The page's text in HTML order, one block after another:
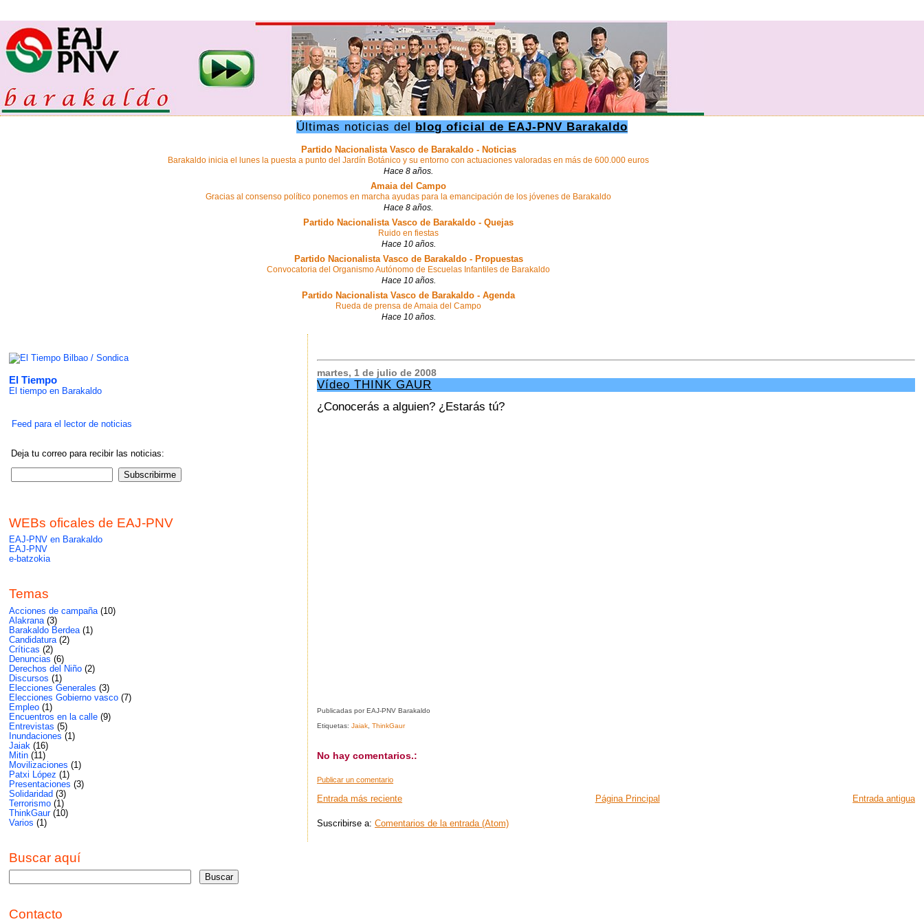
Últimas noticias del blog oficial de EAJ-PNV Barakaldo
Partido Nacionalista Vasco de Barakaldo - Noticias
Barakaldo inicia el lunes la puesta a punto del Jardín Botánico y su entorno con actuaciones valoradas en más de 600.000 euros
Hace 8 años.
Amaia del Campo
Gracias al consenso político ponemos en marcha ayudas para la emancipación de los jóvenes de Barakaldo
Hace 8 años.
Partido Nacionalista Vasco de Barakaldo - Quejas
Ruido en fiestas
Hace 10 años.
Partido Nacionalista Vasco de Barakaldo - Propuestas
Convocatoria del Organismo Autónomo de Escuelas Infantiles de Barakaldo
Hace 10 años.
Partido Nacionalista Vasco de Barakaldo - Agenda
Rueda de prensa de Amaia del Campo
Hace 10 años.
martes, 1 de julio de 2008
Vídeo THINK GAUR
¿Conocerás a alguien? ¿Estarás tú?
Publicadas por EAJ-PNV Barakaldo
Etiquetas:Jaiak ,ThinkGaur
No hay comentarios.:
Publicar un comentario
Entrada más reciente Entrada antigua
Página Principal
Suscribirse a:Comentarios de la entrada (Atom)
El Tiempo
El tiempo en Barakaldo
Feed para el lector de noticias
Deja tu correo para recibir las noticias:
WEBs oficales de EAJ-PNV
EAJ-PNV en Barakaldo
EAJ-PNV
e-batzokia
Temas
Acciones de campaña (10)
Alakrana (3)
Barakaldo Berdea (1)
Candidatura (2)
Críticas (2)
Denuncias (6)
Derechos del Niño (2)
Discursos (1)
Elecciones Generales (3)
Elecciones Gobierno vasco (7)
Empleo (1)
Encuentros en la calle (9)
Entrevistas (5)
Inundaciones (1)
Jaiak (16)
Mitin (11)
Movilizaciones (1)
Patxi López (1)
Presentaciones (3)
Solidaridad (3)
Terrorismo (1)
ThinkGaur (10)
Varios (1)
Buscar aquí
Contacto